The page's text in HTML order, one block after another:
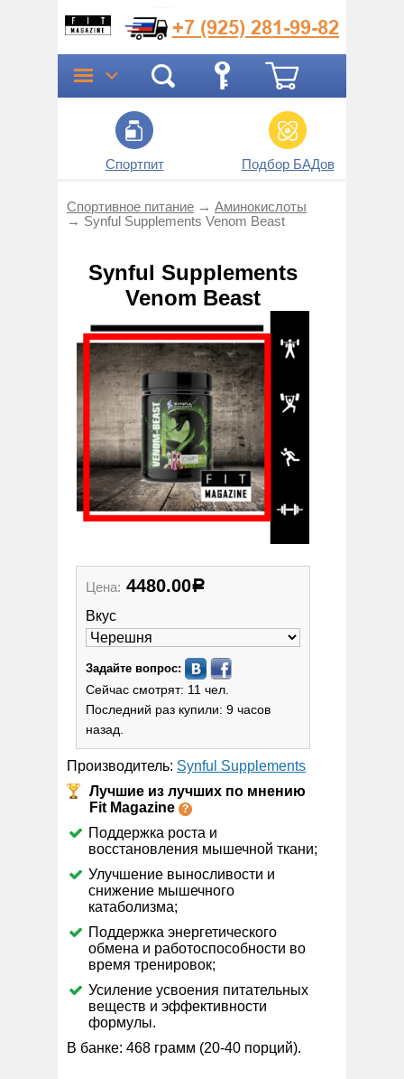
+7 (925) 281-99-82
Спортпит Подбор БАДов
Спортивное питание → Аминокислоты
→ Synful Supplements Venom Beast
Synful Supplements
Venom Beast
Цена: 4480.00Р
Вкус
Задайте вопрос:
Сейчас смотрят: 11 чел.
Последний раз купили: 9 часов
назад.
Производитель: Synful Supplements
Лучшие из лучших по мнению
Fit Magazine
Поддержка роста и
восстановления мышечной ткани;
Улучшение выносливости и
снижение мышечного
катаболизма;
Поддержка энергетического
обмена и работоспособности во
время тренировок;
Усиление усвоения питательных
веществ и эффективности
формулы.
В банке: 468 грамм (20-40 порций).